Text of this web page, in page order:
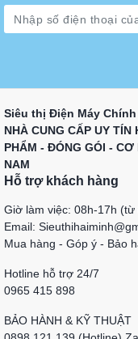
Siêu thị Điện Máy Chính
NHÀ CUNG CẤP UY
PHẨM - ĐÓNG GÓI -
NAM
Hỗ trợ khách hàng
Giờ làm việc: 08h-17h
Email:
Mua hàng - Góp ý - Bảo
Hotline hỗ trợ 24/7
0965 415 898
BẢO HÀNH & KỸ THUẬT